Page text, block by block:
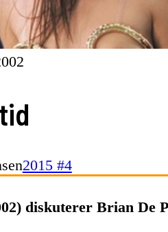
2015 #4
diskuterer Brian De